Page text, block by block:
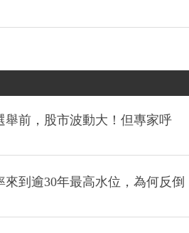
舉前，股市波動大！但專家呼
到逾30年最高水位，為何反倒